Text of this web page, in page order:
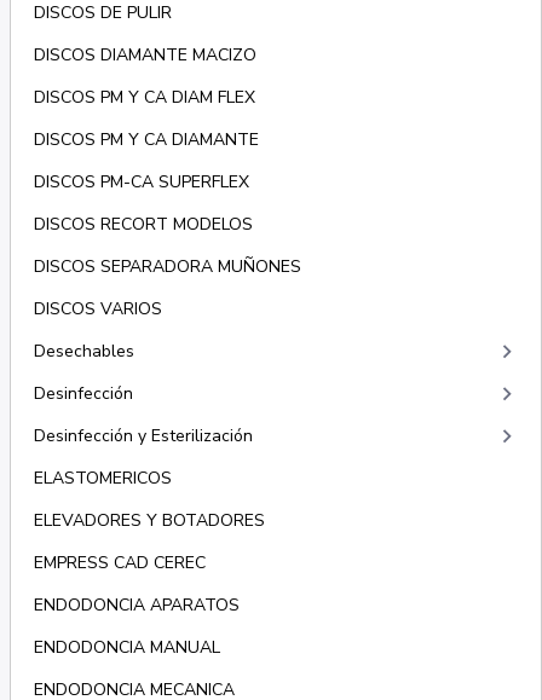
DISCOS DE PULIR
DISCOS DIAMANTE MACIZO
DISCOS PM Y CA DIAM FLEX
DISCOS PM Y CA DIAMANTE
DISCOS PM-CA SUPERFLEX
DISCOS RECORT MODELOS
DISCOS SEPARADORA MUÑONES
DISCOS VARIOS
Desechables
keyboard_arrow_right
Desinfección keyboard_arrow_right
Desinfección y Esterilización keyboard_arrow_right
ELASTOMERICOS
ELEVADORES Y BOTADORES
EMPRESS CAD CEREC
ENDODONCIA APARATOS
ENDODONCIA MANUAL
ENDODONCIA MECANICA